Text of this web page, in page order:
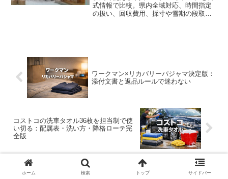
式情報で比較。県内全域対応、時間指定
の扱い、回収費用、採寸や雪期の段取り
ワークマン×リカバリーパジャマ決定版：
添付文書と返品ルールで迷わない
コストコの洗車タオル36枚を担当制で使
い切る：配属表・洗い方・降格ローテ完
全版
ホーム 検索 トップ サイドバー